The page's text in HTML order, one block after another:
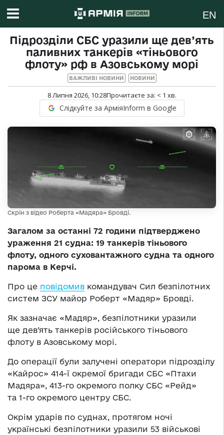
EN
Підрозділи СБС уразили ще дев’ять
паливних танкерів «тіньового
флоту» рф в Азовському морі
ВАЖЛИВІ НОВИНИ НОВИНИ
8 Липня 2026, 10:28Прочитаєте за: < 1 хв.
Слідкуйте за АрміяInform в Google
Скрін з відео Роберта «Мадяра» Бровді.
Загалом за останні 72 години підтверджено
ураження 21 судна: 19 танкерів тіньового
флоту, одного суховантажного судна та одного
парома в Керчі.
Про це повідомив командувач Сил безпілотних
систем ЗСУ майор Роберт «Мадяр» Бровді.
Як зазначає «Мадяр», безпілотники уразили
ще дев’ять танкерів російського тіньового
флоту в Азовському морі.
До операції були залучені оператори підрозділу
«Кайрос» 414-ї окремої бригади СБС «Птахи
Мадяра», 413-го окремого полку СБС «Рейд»
та 1-го окремого центру СБС.
Окрім ударів по суднах, протягом ночі
українські безпілотники уразили 53 військові